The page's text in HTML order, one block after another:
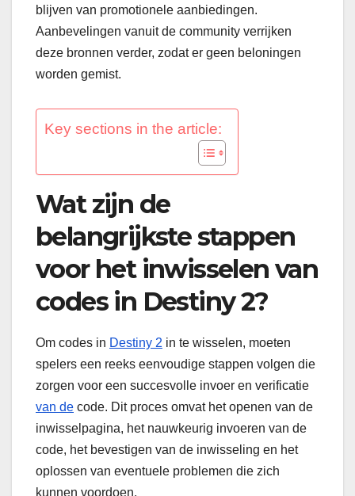
blijven van promotionele aanbiedingen.
Aanbevelingen vanuit de community verrijken
deze bronnen verder, zodat er geen beloningen
worden gemist.
Key sections in the article:
Wat zijn de
belangrijkste stappen
voor het inwisselen van
codes in Destiny 2?
Om codes in Destiny 2 in te wisselen, moeten
spelers een reeks eenvoudige stappen volgen die
zorgen voor een succesvolle invoer en verificatie
van de code. Dit proces omvat het openen van de
inwisselpagina, het nauwkeurig invoeren van de
code, het bevestigen van de inwisseling en het
oplossen van eventuele problemen die zich
kunnen voordoen.